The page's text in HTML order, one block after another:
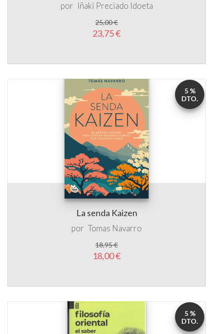
por Iñaki Preciado Idoeta
25,00 €
23,75 €
La senda Kaizen
por Tomas Navarro
18,95 €
18,00 €
5 %
DTO.
5 %
DTO.